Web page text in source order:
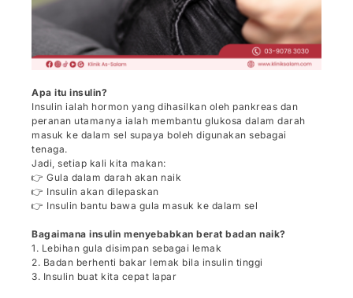
Apa itu insulin?
Insulin ialah hormon yang dihasilkan oleh pankreas dan
peranan utamanya ialah membantu glukosa dalam darah
masuk ke dalam sel supaya boleh digunakan sebagai
tenaga.
Jadi, setiap kali kita makan:
👉 Gula dalam darah akan naik
👉 Insulin akan dilepaskan
👉 Insulin bantu bawa gula masuk ke dalam sel
Bagaimana insulin menyebabkan berat badan naik?
1. Lebihan gula disimpan sebagai lemak
2. Badan berhenti bakar lemak bila insulin tinggi
3. Insulin buat kita cepat lapar